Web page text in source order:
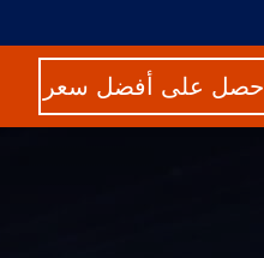
احصل على أفضل سعر